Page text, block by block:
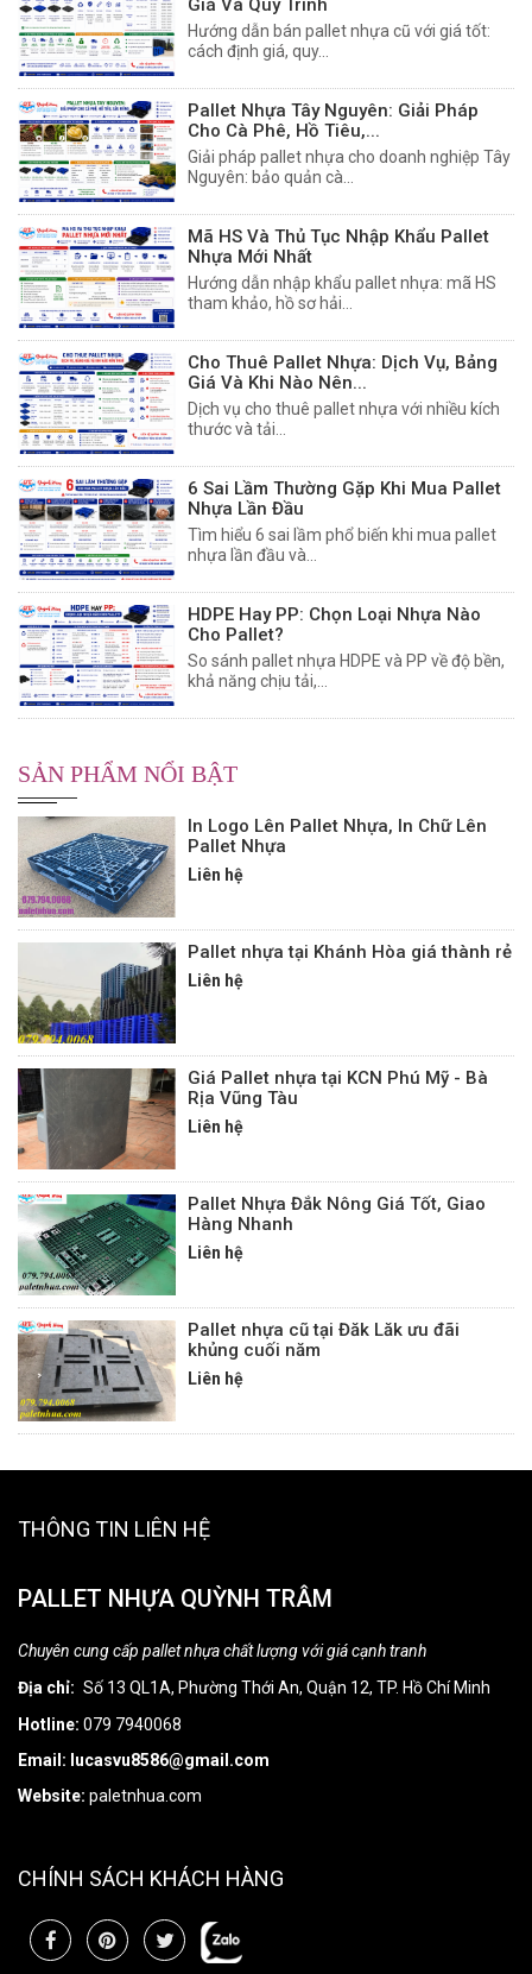
Giá Và Quy Trình
Hướng dẫn bán pallet nhựa cũ với giá tốt:
cách định giá, quy...
Pallet Nhựa Tây Nguyên: Giải Pháp
Cho Cà Phê, Hồ Tiêu,...
Giải pháp pallet nhựa cho doanh nghiệp Tây
Nguyên: bảo quản cà...
Mã HS Và Thủ Tục Nhập Khẩu Pallet
Nhựa Mới Nhất
Hướng dẫn nhập khẩu pallet nhựa: mã HS
tham khảo, hồ sơ hải...
Cho Thuê Pallet Nhựa: Dịch Vụ, Bảng
Giá Và Khi Nào Nên...
Dịch vụ cho thuê pallet nhựa với nhiều kích
thước và tải...
6 Sai Lầm Thường Gặp Khi Mua Pallet
Nhựa Lần Đầu
Tìm hiểu 6 sai lầm phổ biến khi mua pallet
nhựa lần đầu và...
HDPE Hay PP: Chọn Loại Nhựa Nào
Cho Pallet?
So sánh pallet nhựa HDPE và PP về độ bền,
khả năng chịu tải,...
SẢN PHẨM NỔI BẬT
In Logo Lên Pallet Nhựa, In Chữ Lên
Pallet Nhựa
Liên hệ
Pallet nhựa tại Khánh Hòa giá thành rẻ
Liên hệ
Giá Pallet nhựa tại KCN Phú Mỹ - Bà
Rịa Vũng Tàu
Liên hệ
Pallet Nhựa Đắk Nông Giá Tốt, Giao
Hàng Nhanh
Liên hệ
Pallet nhựa cũ tại Đăk Lăk ưu đãi
khủng cuối năm
Liên hệ
THÔNG TIN LIÊN HỆ
PALLET NHỰA QUỲNH TRÂM
Chuyên cung cấp pallet nhựa chất lượng với giá cạnh tranh
Địa chỉ: Số 13 QL1A, Phường Thới An, Quận 12, TP. Hồ Chí Minh
Hotline: 079 7940068
Email: lucasvu8586@gmail.com
Website: paletnhua.com
CHÍNH SÁCH KHÁCH HÀNG